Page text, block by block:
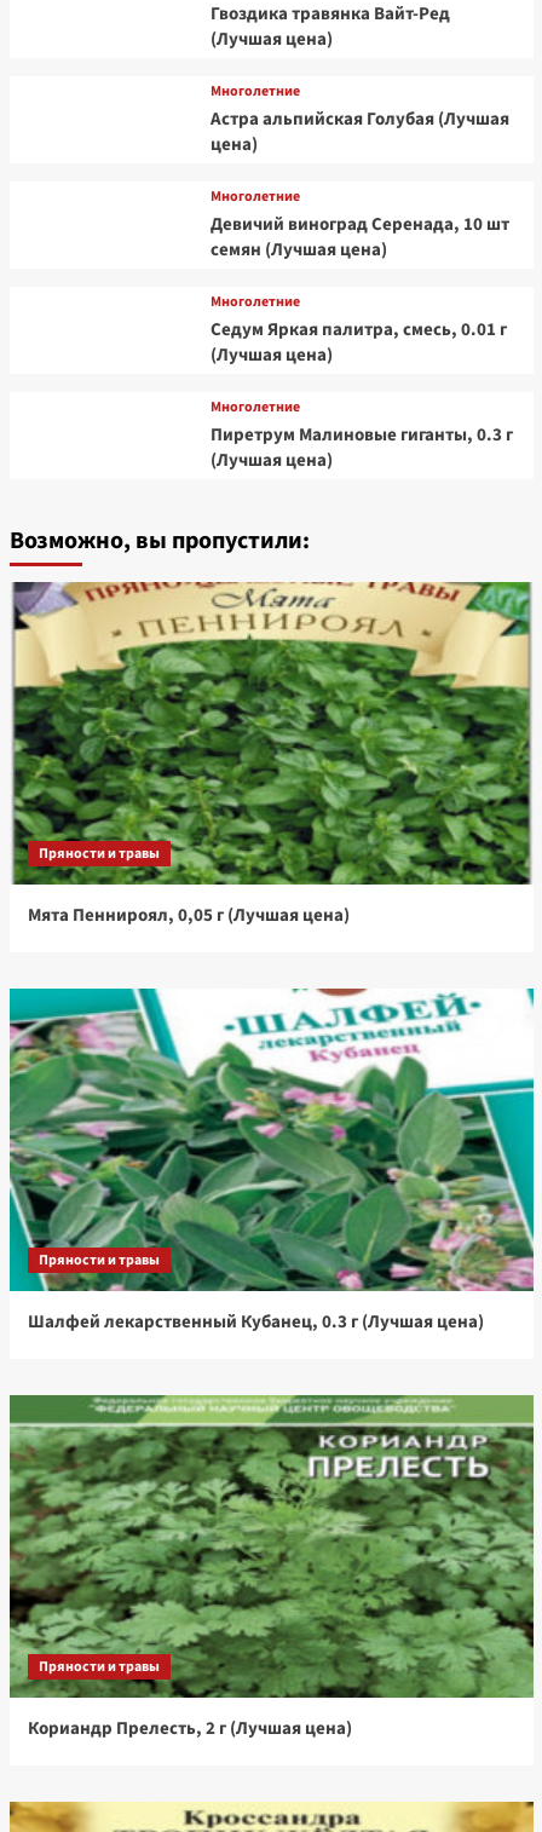
Гвоздика травянка Вайт-Ред
(Лучшая цена)
Многолетние
Астра альпийская Голубая (Лучшая
цена)
Многолетние
Девичий виноград Серенада, 10 шт
семян (Лучшая цена)
Многолетние
Седум Яркая палитра, смесь, 0.01 г
(Лучшая цена)
Многолетние
Пиретрум Малиновые гиганты, 0.3 г
(Лучшая цена)
Возможно, вы пропустили:
Пряности и травы
Мята Пеннироял, 0,05 г (Лучшая цена)
Пряности и травы
Шалфей лекарственный Кубанец, 0.3 г (Лучшая цена)
Пряности и травы
Кориандр Прелесть, 2 г (Лучшая цена)